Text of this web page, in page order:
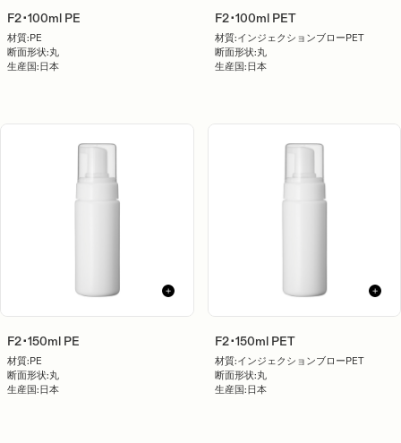
F2･100ml PE
材質:PE
断面形状:丸
生産国:日本
F2･100ml PET
材質:インジェクションブローPET
断面形状:丸
生産国:日本
F2･150ml PE
材質:PE
断面形状:丸
生産国:日本
F2･150ml PET
材質:インジェクションブローPET
断面形状:丸
生産国:日本